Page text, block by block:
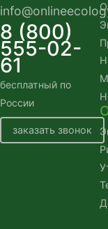
8 (800)
555-02-
61
бесплатный по
России
заказать звонок